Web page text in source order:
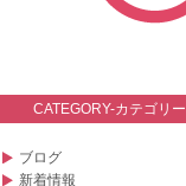
CATEGORY-カテゴリー
ブログ
新着情報